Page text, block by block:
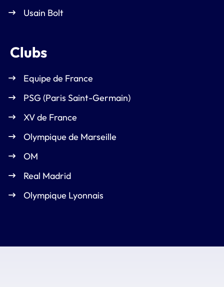
Usain Bolt
Clubs
Equipe de France
PSG (Paris Saint-Germain)
XV de France
Olympique de Marseille
OM
Real Madrid
Olympique Lyonnais